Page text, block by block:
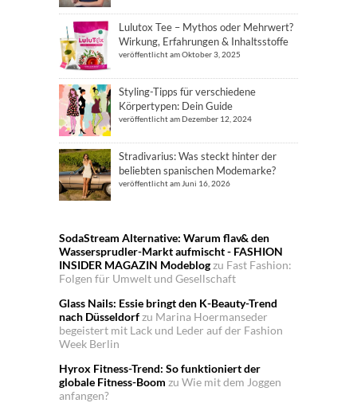
Lulutox Tee – Mythos oder Mehrwert?
Wirkung, Erfahrungen & Inhaltsstoffe
veröffentlicht am Oktober 3, 2025
Styling-Tipps für verschiedene
Körpertypen: Dein Guide
veröffentlicht am Dezember 12, 2024
Stradivarius: Was steckt hinter der
beliebten spanischen Modemarke?
veröffentlicht am Juni 16, 2026
SodaStream Alternative: Warum flav& den
Wassersprudler-Markt aufmischt - FASHION
INSIDER MAGAZIN Modeblogzu Fast Fashion:
Folgen für Umwelt und Gesellschaft
Glass Nails: Essie bringt den K-Beauty-Trend
nach Düsseldorfzu Marina Hoermanseder
begeistert mit Lack und Leder auf der Fashion
Week Berlin
Hyrox Fitness-Trend: So funktioniert der
globale Fitness-Boom zu Wie mit dem Joggen
anfangen?